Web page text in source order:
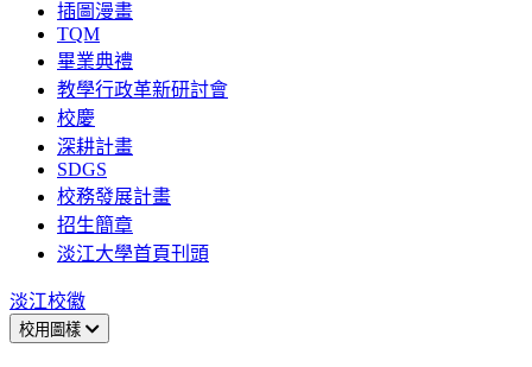
插圖漫畫
TQM
畢業典禮
教學行政革新研討會
校慶
深耕計畫
SDGS
校務發展計畫
招生簡章
淡江大學首頁刊頭
淡江校徽
校用圖樣